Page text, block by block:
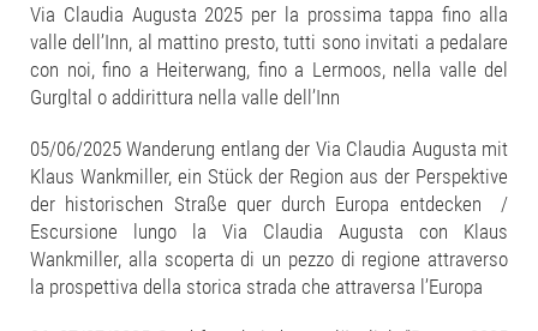
Via Claudia Augusta 2025 per la prossima tappa fino alla
valle dell’Inn, al mattino presto, tutti sono invitati a pedalare
con noi, fino a Heiterwang, fino a Lermoos, nella valle del
Gurgltal o addirittura nella valle dell’Inn
05/06/2025 Wanderung entlang der Via Claudia Augusta mit
Klaus Wankmiller, ein Stück der Region aus der Perspektive
der historischen Straße quer durch Europa entdecken /
Escursione lungo la Via Claudia Augusta con Klaus
Wankmiller, alla scoperta di un pezzo di regione attraverso
la prospettiva della storica strada che attraversa l’Europa